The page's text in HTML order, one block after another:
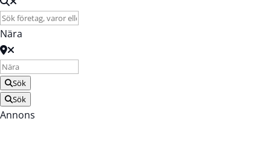
Nära
Sök
Sök
Annons